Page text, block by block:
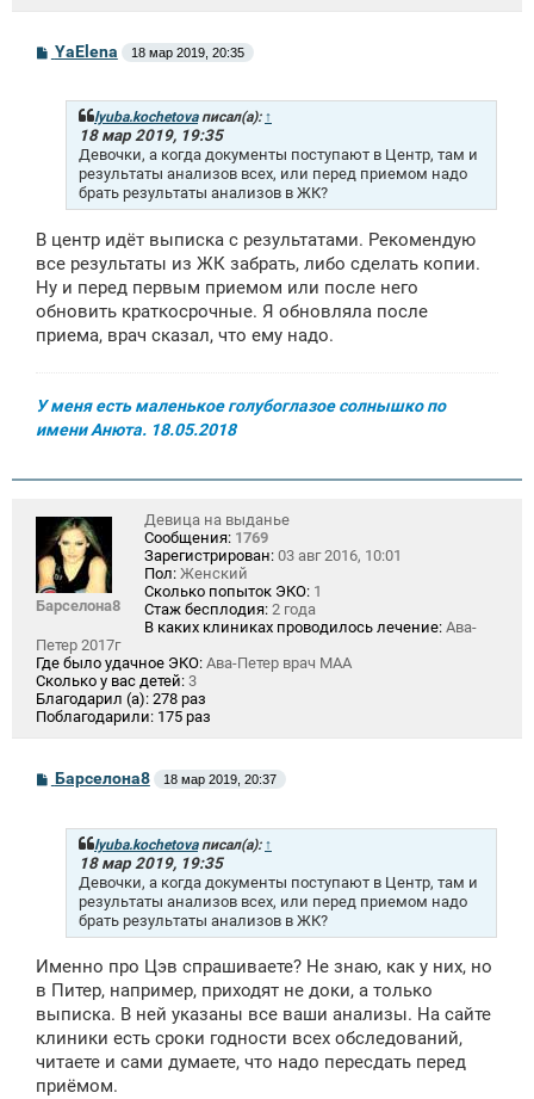
С
о
YaElena 18 мар 2019, 20:35
lyuba.kochetovaписал(а): ↑
18 мар 2019, 19:35
Девочки, а когда документы поступают в Центр, там и
результаты анализов всех, или перед приемом надо
брать результаты анализов в ЖК?
В центр идёт выписка с результатами. Рекомендую
все результаты из ЖК забрать, либо сделать копии.
Ну и перед первым приемом или после него
обновить краткосрочные. Я обновляла после
приема, врач сказал, что ему надо.
У меня есть маленькое голубоглазое солнышко по
имени Анюта. 18.05.2018
Барселона8
Девица на выданье
Сообщения: 1769
Зарегистрирован: 03 авг 2016, 10:01
Пол: Женский
Сколько попыток ЭКО: 1
Стаж бесплодия: 2 года
В каких клиниках проводилось лечение: Ава-
Петер 2017г
Где было удачное ЭКО: Ава-Петер врач МАА
Сколько у вас детей: 3
Благодарил (а): 278 раз
Поблагодарили: 175 раз
С
о
Барселона8 18 мар 2019, 20:37
lyuba.kochetovaписал(а): ↑
18 мар 2019, 19:35
Девочки, а когда документы поступают в Центр, там и
результаты анализов всех, или перед приемом надо
брать результаты анализов в ЖК?
Именно про Цэв спрашиваете? Не знаю, как у них, но
в Питер, например, приходят не доки, а только
выписка. В ней указаны все ваши анализы. На сайте
клиники есть сроки годности всех обследований,
читаете и сами думаете, что надо пересдать перед
приёмом.